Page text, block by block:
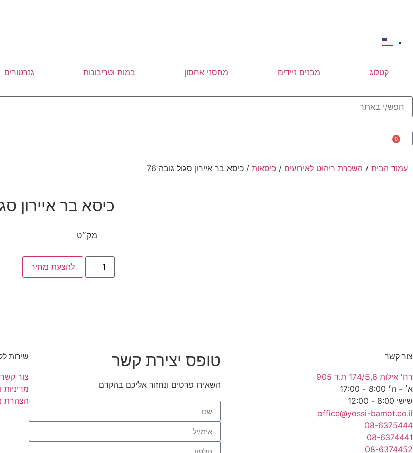
קטלוג מבנים ניידים מחסני אחסון במות וטריבונות גנרטורים
0
עמוד הבית / השכרת ריהוט לאירועים / כיסאות / כיסא בר איירון סגול גובה 76
כיסא בר איירון
מק״ט
להצעת מחיר
צור קשר
רח' אילות 174/5,6 ת.ד 905
א׳ - ה׳ 8:00 - 17:00
שישי 8:00 - 12:00
office@yossi-bamot.co.il
08-6375444
08-6374441
08-6374452
טופס יצירת קשר
השאירו פרטים ונחזור אליכם בהקדם
שירות
צור קשר
מדיניות
הצהרת